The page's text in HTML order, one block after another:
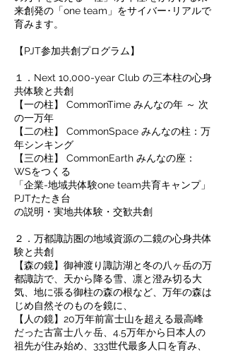
来創発の「one team」をサイバー･リアルで
育みます。
【PJT参加共創プログラム】
１．Next 10,000-year Club の三本柱の心身
共体験と共創
【一の柱】 CommonTime みんなの年 ～ 次
の一万年
【二の柱】 CommonSpace みんなの柱：万
年シンキング
【三の柱】 CommonEarth みんなの座：
WSをつくる
「企業-地域共体験one team共育キャンプ」
PJTたたき台
の説明・実地共体験・交歓共創
２．万都諏訪圏の地域資源の二鏡の心身共体
験と共創
【森の鏡】御神渡り諏訪湖と冬の八ヶ岳の万
都諏訪で、天から降る雪、凛と澄み切る大
気、地に張る御柱の森の根など、万年の森は
じめ自然そのものを鏡に、
【人の鏡】20万年前富士山を超える最高峰
だった古富士八ヶ岳、4.5万年から日本人の
祖先が住み始め、333世代最多人口を育み、